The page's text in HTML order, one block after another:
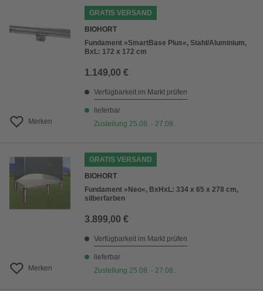
Merken
GRATIS VERSAND
BIOHORT
Fundament »SmartBase Plus«, Stahl/Aluminium,
BxL: 172 x 172 cm
1.149,00 €
Verfügbarkeit im Markt prüfen
lieferbar
Zustellung 25.08. - 27.08.
Merken
GRATIS VERSAND
BIOHORT
Fundament »Neo«, BxHxL: 334 x 65 x 278 cm,
silberfarben
3.899,00 €
Verfügbarkeit im Markt prüfen
lieferbar
Zustellung 25.08. - 27.08.